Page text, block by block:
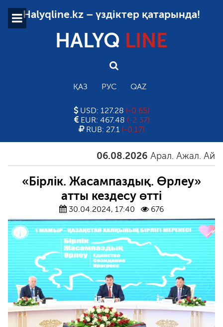
Halyqline.kz – үздіктер қатарында!
HALYQ LINE
ҚАЗ РУС QAZ
USD: 127.28 (-0.65)
EUR: 467.48 (-2.37)
RUB: 27.1 (-0.17)
06.08.2026 Арал. Ажал. Айғақ
«Бірлік. Жасампаздық. Өрлеу»
атты кездесу өтті
30.04.2024, 17:40 676